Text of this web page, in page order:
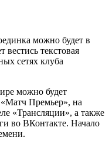
можно будет в
вестись текстовая
сетях клуба
можно будет
«Матч Премьер», на
«Трансляции», а также
во ВКонтакте. Начало